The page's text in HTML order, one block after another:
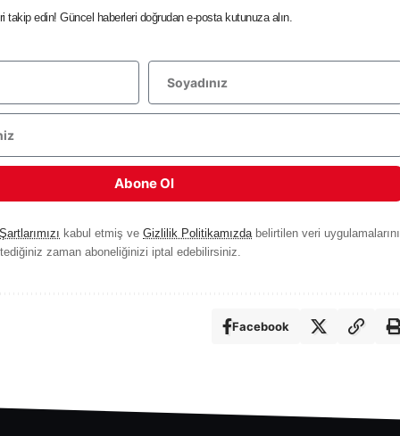
takip edin! Güncel haberleri doğrudan e-posta kutunuza alın.
Abone Ol
kabul etmiş ve Gizlilik Politikamızda belirtilen veri uygulamalarını
zaman aboneliğinizi iptal edebilirsiniz.
Facebook